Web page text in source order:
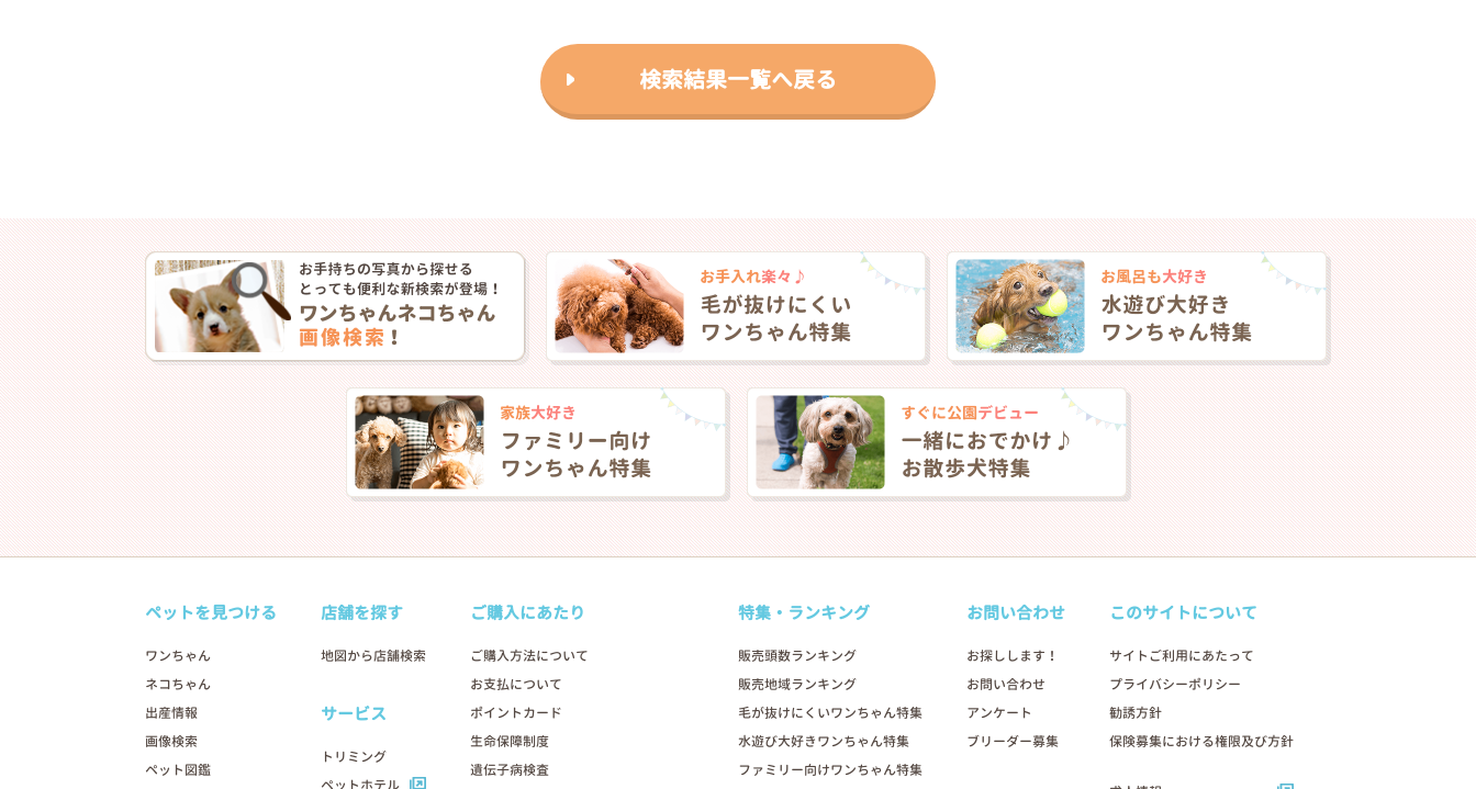
検索結果一覧へ戻る
ペットを見つける
ワンちゃん
ネコちゃん
出産情報
画像検索
ペット図鑑
店舗を探す
地図から店舗検索
サービス
トリミング
ペットホテル
ご購入にあたり
ご購入方法について
お支払について
ポイントカード
生命保障制度
遺伝子病検査
特集・ランキング
販売頭数ランキング
販売地域ランキング
毛が抜けにくいワンちゃん特集
水遊び大好きワンちゃん特集
ファミリー向けワンちゃん特集
お問い合わせ
お探しします！
お問い合わせ
アンケート
ブリーダー募集
このサイトについて
サイトご利用にあたって
プライバシーポリシー
勧誘方針
保険募集における権限及び方針